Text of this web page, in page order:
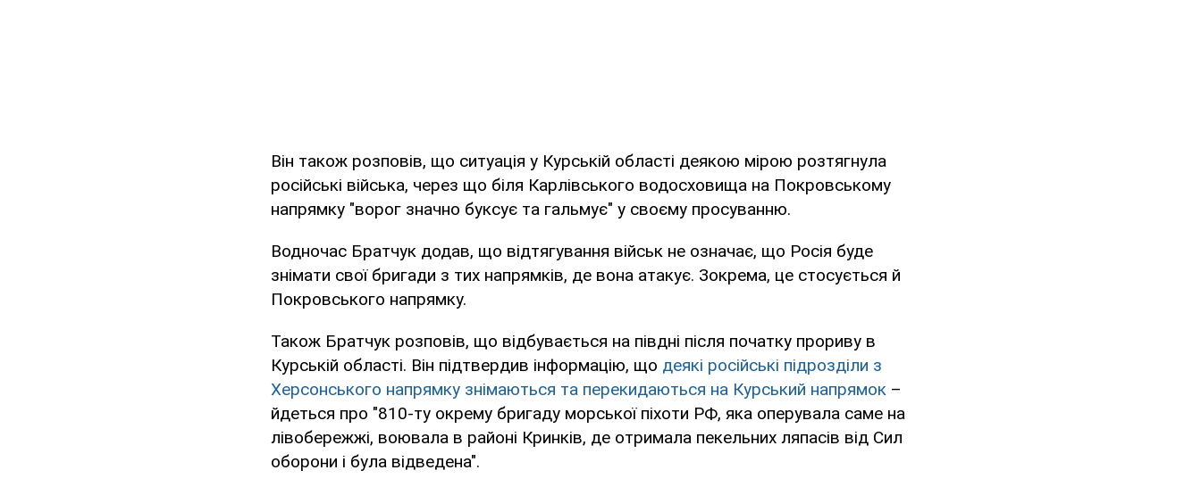
Він також розповів, що ситуація у Курській області деякою мірою розтягнула
російські війська, через що біля Карлівського водосховища на Покровському
напрямку "ворог значно буксує та гальмує" у своєму просуванню.
Водночас Братчук додав, що відтягування військ не означає, що Росія буде
знімати свої бригади з тих напрямків, де вона атакує. Зокрема, це стосується й
Покровського напрямку.
Також Братчук розповів, що відбувається на півдні після початку прориву в
Курській області. Він підтвердив інформацію, що деякі російські підрозділи з
Херсонського напрямку знімаються та перекидаються на Курський напрямок –
йдеться про "810-ту окрему бригаду морської піхоти РФ, яка оперувала саме на
лівобережжі, воювала в районі Кринків, де отримала пекельних ляпасів від Сил
оборони і була відведена".